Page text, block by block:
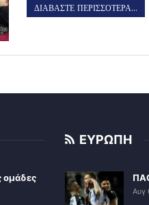
ΔΙΑΒΑΣΤΕ ΠΕΡΙΣΣΟΤΕΡΑ...
ομάδες
ΕΥΡΩΠΗ
Αυγ